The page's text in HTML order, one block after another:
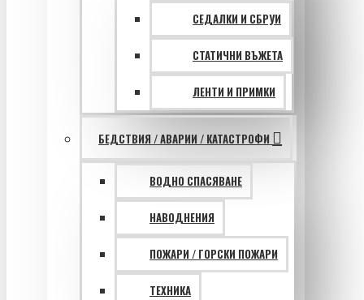
СЕДАЛКИ И СБРУИ
СТАТИЧНИ ВЪЖЕТА
ЛЕНТИ И ПРИМКИ
БЕДСТВИЯ / АВАРИИ / КАТАСТРОФИ
ВОДНО СПАСЯВАНЕ
НАВОДНЕНИЯ
ПОЖАРИ / ГОРСКИ ПОЖАРИ
ТЕХНИКА